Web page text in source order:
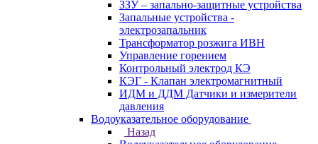
ЗЗУ – запально-защитные устройства
Запальные устройства -
электрозапальник
Трансформатор розжига ИВН
Управление горением
Контрольный электрод КЭ
КЭГ - Клапан электромагнитный
ИДМ и ДДМ Датчики и измерители
давления
Водоуказательное оборудование
Назад